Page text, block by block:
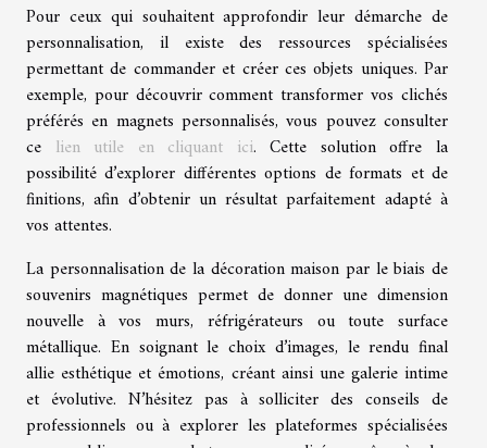
Pour ceux qui souhaitent approfondir leur démarche de
personnalisation, il existe des ressources spécialisées
permettant de commander et créer ces objets uniques. Par
exemple, pour découvrir comment transformer vos clichés
préférés en magnets personnalisés, vous pouvez consulter
ce lien utile en cliquant ici. Cette solution offre la
possibilité d’explorer différentes options de formats et de
finitions, afin d’obtenir un résultat parfaitement adapté à
vos attentes.
La personnalisation de la décoration maison par le biais de
souvenirs magnétiques permet de donner une dimension
nouvelle à vos murs, réfrigérateurs ou toute surface
métallique. En soignant le choix d’images, le rendu final
allie esthétique et émotions, créant ainsi une galerie intime
et évolutive. N’hésitez pas à solliciter des conseils de
professionnels ou à explorer les plateformes spécialisées